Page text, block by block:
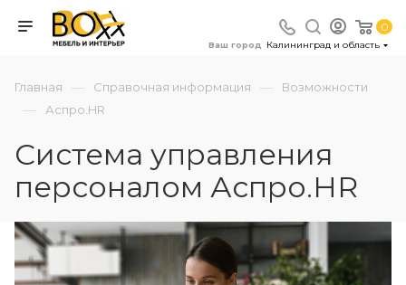
0
Ваш город Калининград и область
Главная — Справочная информация — Возможности
— Аспро.HR
Система управления
персоналом Аспро.HR